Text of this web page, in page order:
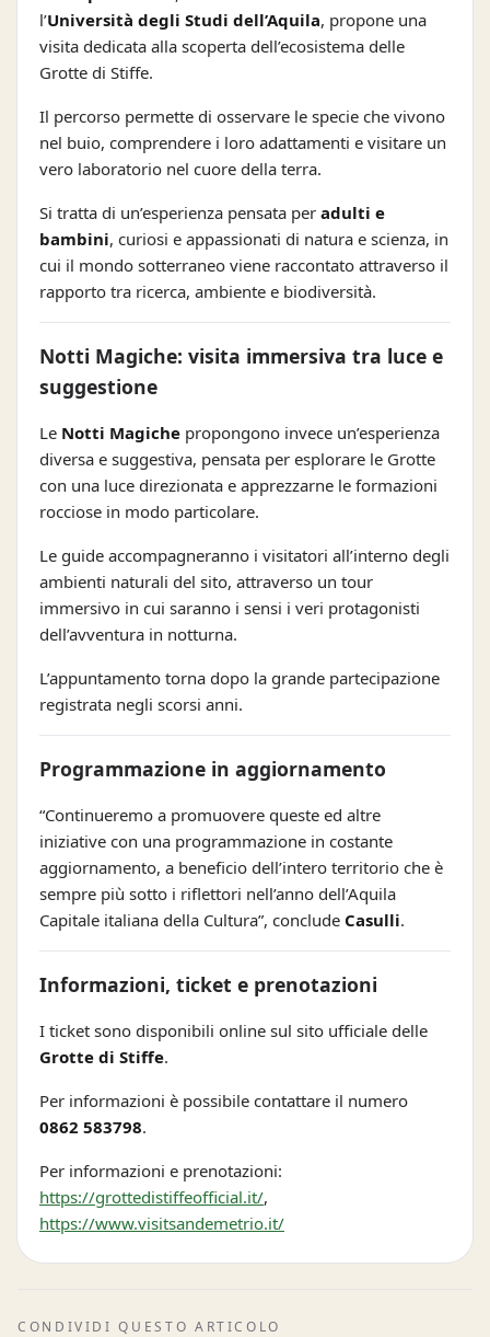
l’Università degli Studi dell’Aquila, propone una
visita dedicata alla scoperta dell’ecosistema delle
Grotte di Stiffe.
Il percorso permette di osservare le specie che vivono
nel buio, comprendere i loro adattamenti e visitare un
vero laboratorio nel cuore della terra.
Si tratta di un’esperienza pensata per adulti e
bambini, curiosi e appassionati di natura e scienza, in
cui il mondo sotterraneo viene raccontato attraverso il
rapporto tra ricerca, ambiente e biodiversità.
Notti Magiche: visita immersiva tra luce e
suggestione
Le Notti Magiche propongono invece un’esperienza
diversa e suggestiva, pensata per esplorare le Grotte
con una luce direzionata e apprezzarne le formazioni
rocciose in modo particolare.
Le guide accompagneranno i visitatori all’interno degli
ambienti naturali del sito, attraverso un tour
immersivo in cui saranno i sensi i veri protagonisti
dell’avventura in notturna.
L’appuntamento torna dopo la grande partecipazione
registrata negli scorsi anni.
Programmazione in aggiornamento
“Continueremo a promuovere queste ed altre
iniziative con una programmazione in costante
aggiornamento, a beneficio dell’intero territorio che è
sempre più sotto i riflettori nell’anno dell’Aquila
Capitale italiana della Cultura”, conclude Casulli.
Informazioni, ticket e prenotazioni
I ticket sono disponibili online sul sito ufficiale delle
Grotte di Stiffe.
Per informazioni è possibile contattare il numero
0862 583798.
Per informazioni e prenotazioni:
https://grottedistiffeofficial.it/,
https://www.visitsandemetrio.it/
CONDIVIDI QUESTO ARTICOLO